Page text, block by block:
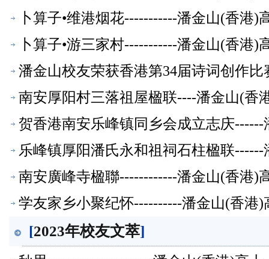
卜算子•维港烟花-----------潘金山(香港)
卜算子•游三家村-----------潘金山(香港)
潘金山校友荣获香港第34届诗词创作
南安厚阳村三落祖屋楹联----潘金山(香
贺香港南安乐峰镇同乡会成立志庆
乐峰镇厚阳潘氏永和祖祠石柱楹联
南安廣峰寺楹聯------------潘金山(香港)
学友家乡小聚纪怀----------潘金山(香港
[2023年校友文萃]